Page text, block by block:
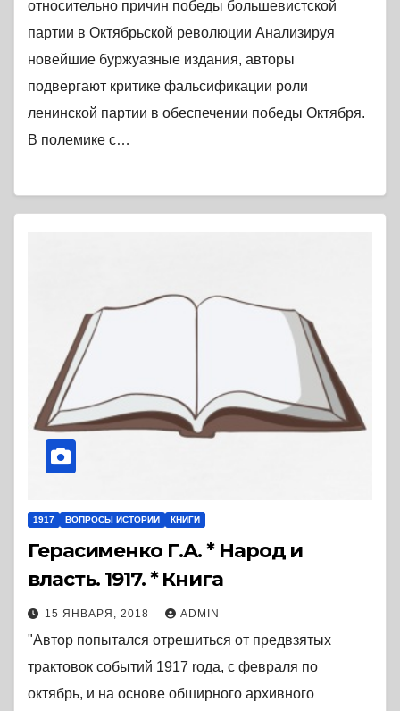
относительно причин победы большевистской
партии в Октябрьской революции Анализируя
новейшие буржуазные издания, авторы
подвергают критике фальсификации роли
ленинской партии в обеспечении победы Октября.
В полемике с…
1917 ВОПРОСЫ ИСТОРИИ КНИГИ
Герасименко Г.А. * Народ и
власть. 1917. * Книга
15 ЯНВАРЯ, 2018 ADMIN
"Автор попытался отрешиться от предвзятых
трактовок событий 1917 roда, с февраля по
октябрь, и на основе обширного архивного